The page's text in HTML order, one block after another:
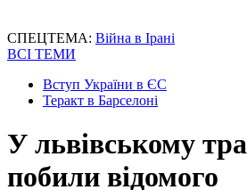
СПЕЦТЕМА: Війна в Ірані
ВСІ ТЕМИ
Вступ України в ЄС
Теракт в Барселоні
У львівському
побили відомого